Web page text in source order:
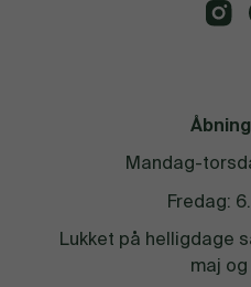
Mandag-
Fredag:
Lukket på helligdage
maj og